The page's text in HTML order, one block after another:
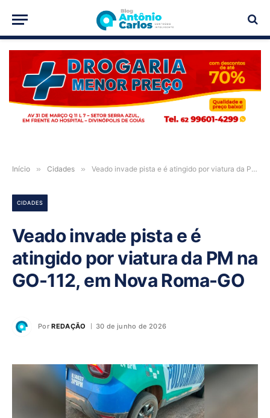
PUBLICIDADE
Início » Cidades » Veado invade pista e é atingido por viatura da PM na GO-112, em Nova Roma-GO
CIDADES
Veado invade pista e é
atingido por viatura da PM na
GO-112, em Nova Roma-GO
Por REDAÇÃO 30 de junho de 2026